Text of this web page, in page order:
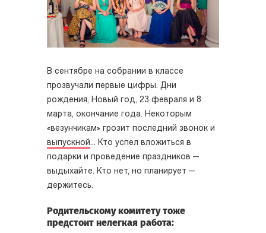
В сентябре на собрании в классе
прозвучали первые цифры. Дни
рождения, Новый год, 23 февраля и 8
марта, окончание года. Некоторым
«везунчикам» грозит последний звонок и
выпускной... Кто успел вложиться в
подарки и проведение праздников —
выдыхайте. Кто нет, но планирует —
держитесь.
Родительскому комитету тоже
предстоит нелегкая работа: